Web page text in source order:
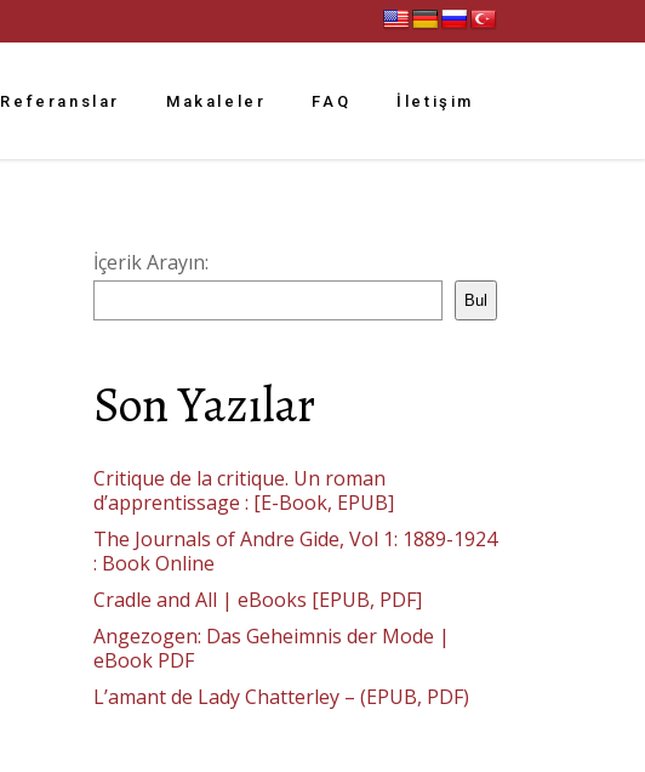
Referanslar Makaleler FAQ İletişim
İçerik Arayın:
Bul
Son Yazılar
Critique de la critique. Un roman
d’apprentissage : [E-Book, EPUB]
The Journals of Andre Gide, Vol 1: 1889-1924
: Book Online
Cradle and All | eBooks [EPUB, PDF]
Angezogen: Das Geheimnis der Mode |
eBook PDF
L’amant de Lady Chatterley – (EPUB, PDF)